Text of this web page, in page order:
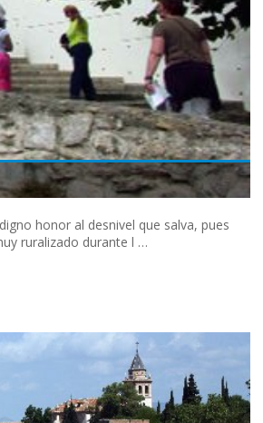
honor al desnivel que salva, pues
ruralizado durante l …